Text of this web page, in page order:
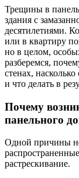
Трещины в
здания с
десятилетиями.
или в квартиру
но в целом,
разберемся,
стенах,
и что делать в
Почему
панельного
Одной причины
растрескивание.